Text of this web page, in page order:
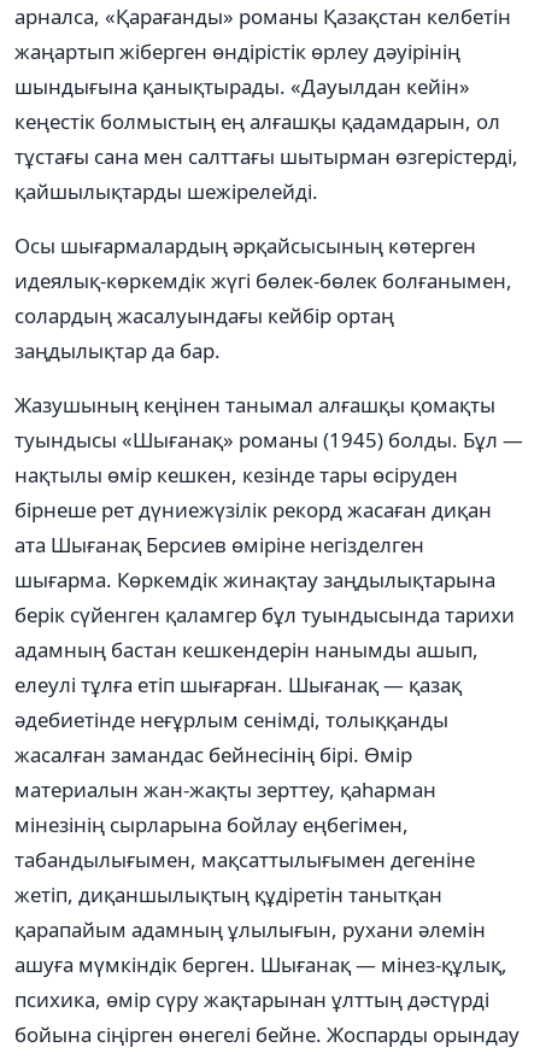
арналса, «Қарағанды» романы Қазақстан келбетін
жаңартып жіберген өндірістік өрлеу дәуірінің
шындығына қанықтырады. «Дауылдан кейін»
кеңестік болмыстың ең алғашқы қадамдарын, ол
тұстағы сана мен салттағы шытырман өзгерістерді,
қайшылықтарды шежірелейді.
Осы шығармалардың әрқайсысының көтерген
идеялық-көркемдік жүгі бөлек-бөлек болғанымен,
солардың жасалуындағы кейбір ортаң
заңдылықтар да бар.
Жазушының кеңінен танымал алғашқы қомақты
туындысы «Шығанақ» романы (1945) болды. Бұл —
нақтылы өмір кешкен, кезінде тары өсіруден
бірнеше рет дүниежүзілік рекорд жасаған диқан
ата Шығанақ Берсиев өміріне негізделген
шығарма. Көркемдік жинақтау заңдылықтарына
берік сүйенген қаламгер бұл туындысында тарихи
адамның бастан кешкендерін нанымды ашып,
елеулі тұлға етіп шығарған. Шығанақ — қазақ
әдебиетінде неғұрлым сенімді, толыққанды
жасалған замандас бейнесінің бірі. Өмір
материалын жан-жақты зерттеу, қаһарман
мінезінің сырларына бойлау еңбегімен,
табандылығымен, мақсаттылығымен дегеніне
жетіп, диқаншылықтың құдіретін танытқан
қарапайым адамның ұлылығын, рухани әлемін
ашуға мүмкіндік берген. Шығанақ — мінез-құлық,
психика, өмір сүру жақтарынан ұлттың дәстүрді
бойына сіңірген өнегелі бейне. Жоспарды орындау